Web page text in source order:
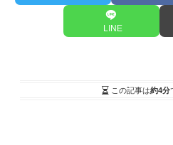
LINE
この記事は約4分